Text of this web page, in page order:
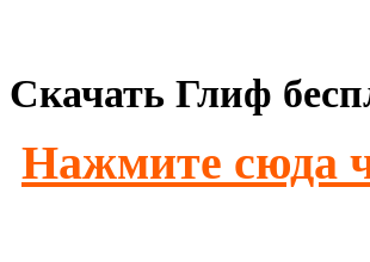
Скачать Глиф
Нажмите сюда